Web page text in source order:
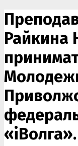
Райкина
«iВолга».